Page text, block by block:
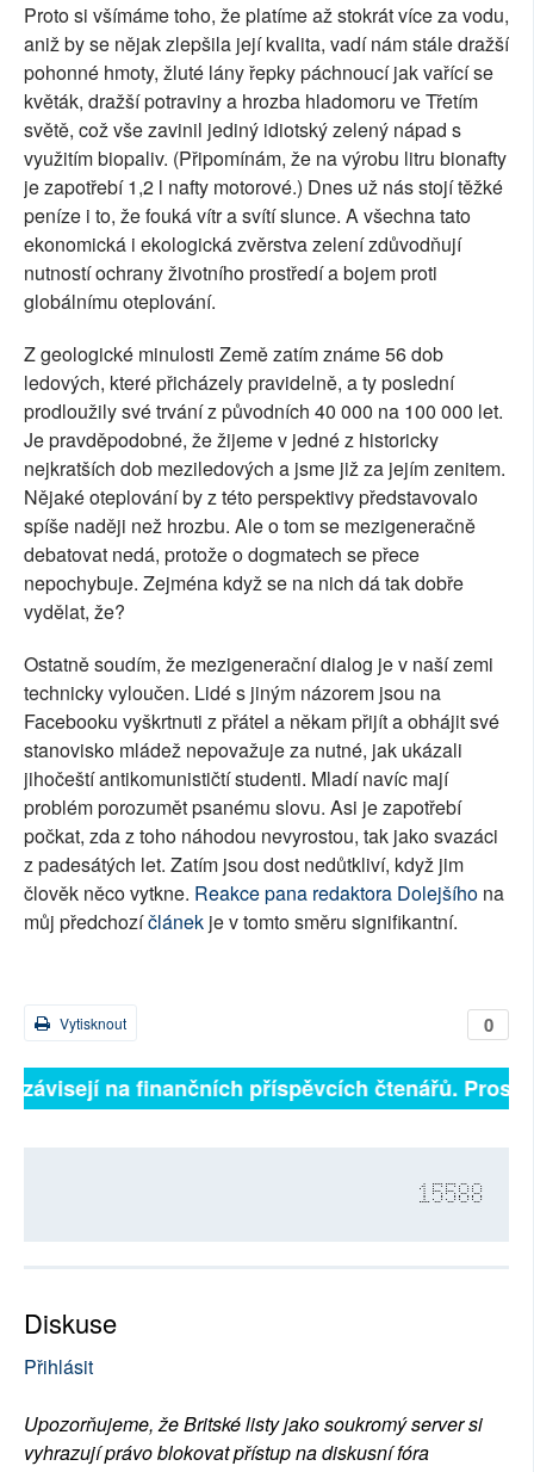
Proto si všímáme toho, že platíme až stokrát více za vodu,
aniž by se nějak zlepšila její kvalita, vadí nám stále dražší
pohonné hmoty, žluté lány řepky páchnoucí jak vařící se
květák, dražší potraviny a hrozba hladomoru ve Třetím
světě, což vše zavinil jediný idiotský zelený nápad s
využitím biopaliv. (Připomínám, že na výrobu litru bionafty
je zapotřebí 1,2 l nafty motorové.) Dnes už nás stojí těžké
peníze i to, že fouká vítr a svítí slunce. A všechna tato
ekonomická i ekologická zvěrstva zelení zdůvodňují
nutností ochrany životního prostředí a bojem proti
globálnímu oteplování.
Z geologické minulosti Země zatím známe 56 dob
ledových, které přicházely pravidelně, a ty poslední
prodloužily své trvání z původních 40 000 na 100 000 let.
Je pravděpodobné, že žijeme v jedné z historicky
nejkratších dob meziledových a jsme již za jejím zenitem.
Nějaké oteplování by z této perspektivy představovalo
spíše naději než hrozbu. Ale o tom se mezigeneračně
debatovat nedá, protože o dogmatech se přece
nepochybuje. Zejména když se na nich dá tak dobře
vydělat, že?
Ostatně soudím, že mezigenerační dialog je v naší zemi
technicky vyloučen. Lidé s jiným názorem jsou na
Facebooku vyškrtnuti z přátel a někam přijít a obhájit své
stanovisko mládež nepovažuje za nutné, jak ukázali
jihočeští antikomunističtí studenti. Mladí navíc mají
problém porozumět psanému slovu. Asi je zapotřebí
počkat, zda z toho náhodou nevyrostou, tak jako svazáci
z padesátých let. Zatím jsou dost nedůtkliví, když jim
člověk něco vytkne. Reakce pana redaktora Dolejšího na
můj předchozíčlánek je v tomto směru signifikantní.
0
Vytisknout
na finančních příspěvcích čtenářů.
15588
Diskuse
Přihlásit
Upozorňujeme, že Britské listy jako soukromý server si
vyhrazují právo blokovat přístup na diskusní fóra